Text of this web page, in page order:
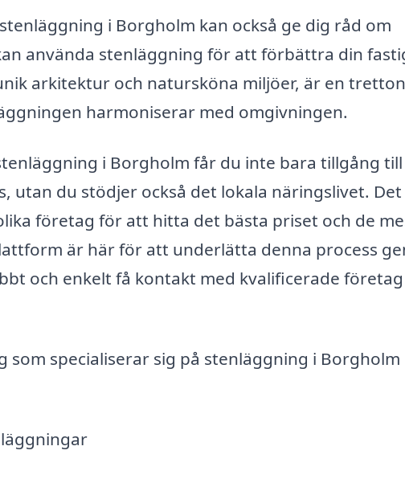
i Borgholm kan också ge dig råd om
använda stenläggning för att förbättra din
arkitektur och natursköna miljöer, är en
harmoniserar med omgivningen.
i Borgholm får du inte bara tillgång till
utan du stödjer också det lokala näringslivet.
företag för att hitta det bästa priset och de
är här för att underlätta denna process
och enkelt få kontakt med kvalificerade
specialiserar sig på stenläggning i Borgholm